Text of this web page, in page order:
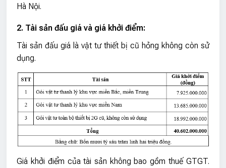
Hà Nội.
2. Tài sản đấu giá và giá khởi điểm:
Tài sản đấu giá là vật tư thiết bị cũ hỏng không còn sử
dụng.
Giá khởi điểm của tài sản không bao gồm thuế GTGT.